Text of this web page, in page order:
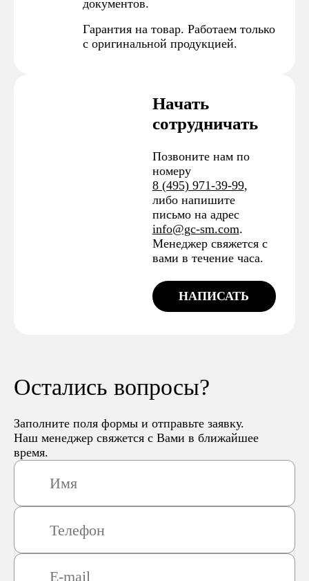
документов.
Гарантия на товар. Работаем только
с оригинальной продукцией.
Начать
сотрудничать
Позвоните нам по
номеру
8 (495) 971-39-99,
либо напишите
письмо на адрес
info@gc-sm.com.
Менеджер свяжется с
вами в течение часа.
НАПИСАТЬ
Остались вопросы?
Заполните поля формы и отправьте заявку.
Наш менеджер свяжется с Вами в ближайшее
время.